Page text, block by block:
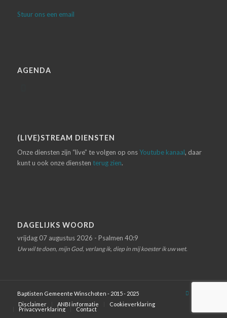
Stuur ons een email
AGENDA
(LIVE)STREAM DIENSTEN
Onze diensten zijn “live” te volgen op onsYoutube kanaal, daar
kunt u ook onze diensten terug zien.
DAGELIJKS WOORD
vrijdag 07 augustus 2026 - Psalmen 40:9
Uw wil te doen, mijn God, verlang ik, diep in mij koester ik uw wet.
Baptisten Gemeente Winschoten - 2015 - 2025
Disclaimer
ANBI informatie Cookieverklaring
Privacyverklaring Contact